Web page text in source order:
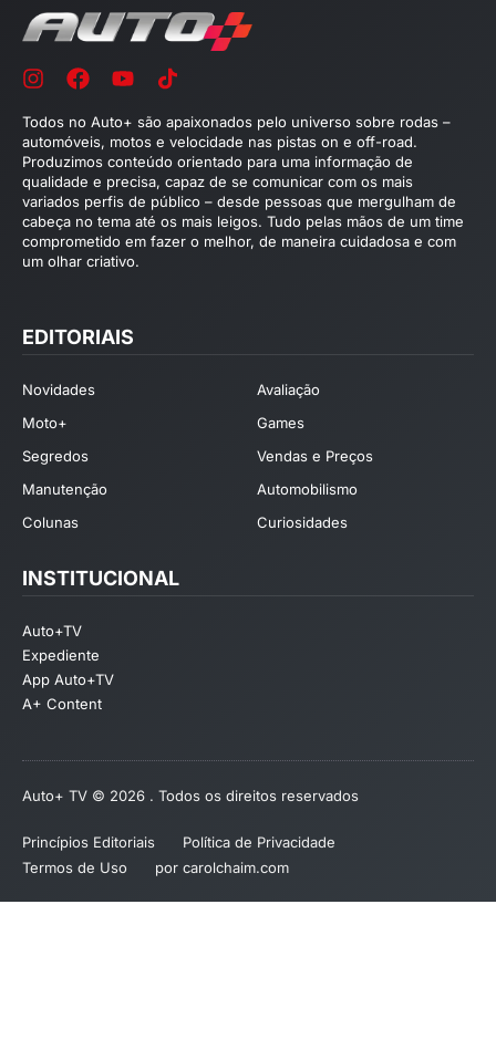
Todos no Auto+ são apaixonados pelo universo sobre rodas –
automóveis, motos e velocidade nas pistas on e off-road.
Produzimos conteúdo orientado para uma informação de
qualidade e precisa, capaz de se comunicar com os mais
variados perfis de público – desde pessoas que mergulham de
cabeça no tema até os mais leigos. Tudo pelas mãos de um time
comprometido em fazer o melhor, de maneira cuidadosa e com
um olhar criativo.
EDITORIAIS
Novidades
Avaliação
Moto+
Games
Segredos
Vendas e Preços
Manutenção
Automobilismo
Colunas
Curiosidades
INSTITUCIONAL
Auto+TV
Expediente
App Auto+TV
A+ Content
Auto+ TV © 2026 . Todos os direitos reservados
Princípios Editoriais
Política de Privacidade
Termos de Uso
por carolchaim.com